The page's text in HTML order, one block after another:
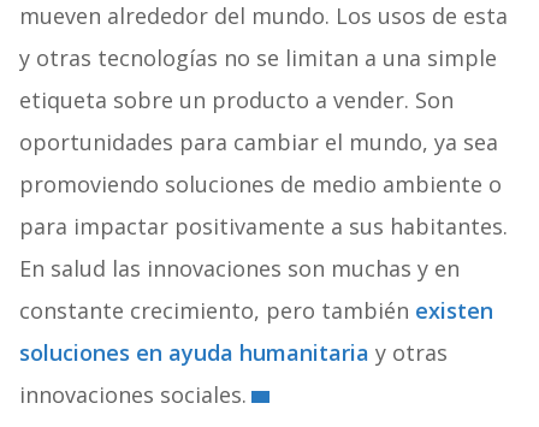
mueven alrededor del mundo. Los usos de esta
y otras tecnologías no se limitan a una simple
etiqueta sobre un producto a vender. Son
oportunidades para cambiar el mundo, ya sea
promoviendo soluciones de medio ambiente o
para impactar positivamente a sus habitantes.
En salud las innovaciones son muchas y en
constante crecimiento, pero también existen
soluciones en ayuda humanitaria y otras
innovaciones sociales.